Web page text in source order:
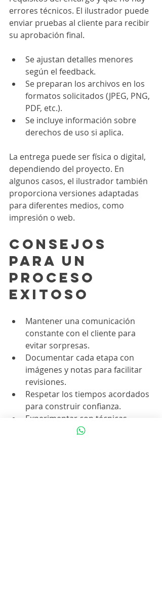
errores técnicos. El ilustrador puede
enviar pruebas al cliente para recibir
su aprobación final.
Se ajustan detalles menores
según el feedback.
Se preparan los archivos en los
formatos solicitados (JPEG, PNG,
PDF, etc.).
Se incluye información sobre
derechos de uso si aplica.
La entrega puede ser física o digital,
dependiendo del proyecto. En
algunos casos, el ilustrador también
proporciona versiones adaptadas
para diferentes medios, como
impresión o web.
Consejos
para un
proceso
exitoso
Mantener una comunicación
constante con el cliente para
evitar sorpresas.
Documentar cada etapa con
imágenes y notas para facilitar
revisiones.
Respetar los tiempos acordados
para construir confianza.
Experimentar con técnicas
manuales para enriquecer el